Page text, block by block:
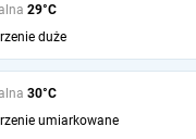
29°C
duże
30°C
umiarkowane